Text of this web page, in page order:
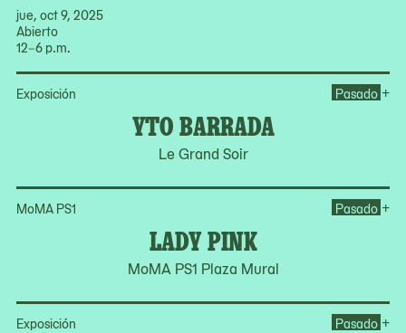
jue, oct 9, 2025
Abierto
12–6 p.m.
Exposición
YTO BARRADA
Le Grand Soir
Pasado +
MoMA PS1
LADY PINK
MoMA PS1 Plaza Mural
Pasado +
Exposición Pasado +